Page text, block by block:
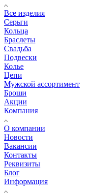
Все изделия
Серьги
Кольца
Браслеты
Свадьба
Подвески
Колье
Цепи
Мужской ассортимент
Броши
Акции
Компания
О компании
Новости
Вакансии
Контакты
Реквизиты
Блог
Информация